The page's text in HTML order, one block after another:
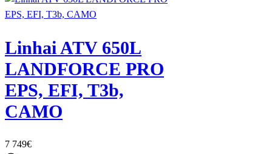
Linhai ATV 650L
LANDFORCE PRO
EPS, EFI, T3b,
CAMO
7 749€